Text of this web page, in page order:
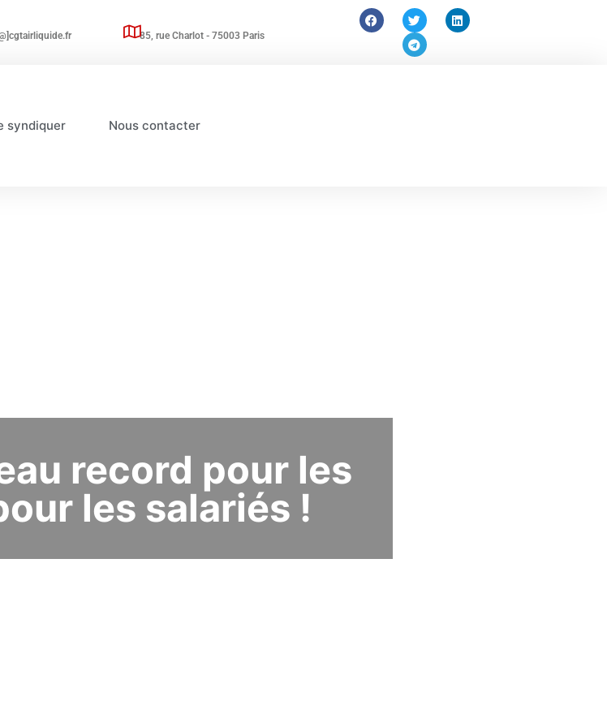
85, rue Charlot - 75003 Paris
syndiquer Nous contacter
record pour les
les salariés !